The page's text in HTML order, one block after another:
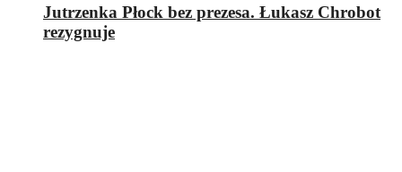
Jutrzenka Płock bez prezesa. Łukasz Chrobot
rezygnuje